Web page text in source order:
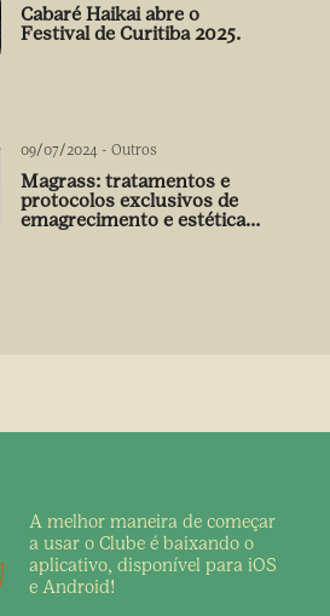
Cabaré Haikai abre o
Festival de Curitiba 2025.
09/07/2024 - Outros
Magrass: tratamentos e
protocolos exclusivos de
emagrecimento e estética
A melhor maneira de começar
a usar o Clube é baixando o
aplicativo, disponível para iOS
e Android!